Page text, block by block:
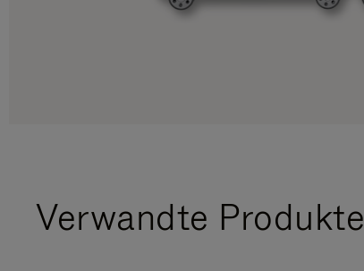
Verwandte Produkte